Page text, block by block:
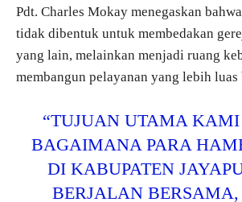
Pdt. Charles Mokay menegaskan
tidak dibentuk untuk membedakan
yang lain, melainkan menjadi ruang
membangun pelayanan yang lebih luas
“TUJUAN UTAMA
BAGAIMANA PARA
DI KABUPATEN
BERJALAN